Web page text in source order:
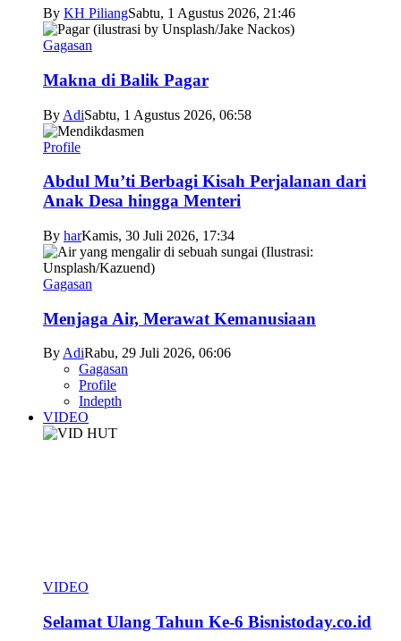
By KH PiliangSabtu, 1 Agustus 2026, 21:46
Gagasan
Makna di Balik Pagar
By AdiSabtu, 1 Agustus 2026, 06:58
Profile
Abdul Mu’ti Berbagi Kisah Perjalanan dari
Anak Desa hingga Menteri
By harKamis, 30 Juli 2026, 17:34
Gagasan
Menjaga Air, Merawat Kemanusiaan
ByAdiRabu, 29 Juli 2026, 06:06
Gagasan
Profile
Indepth
VIDEO
VIDEO
Selamat Ulang Tahun Ke-6 Bisnistoday.co.id